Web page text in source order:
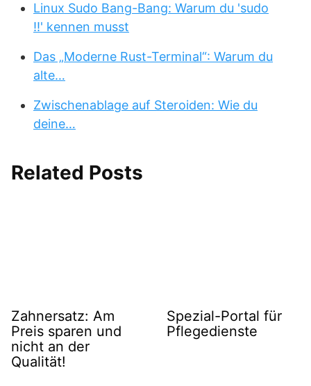
Linux Sudo Bang-Bang: Warum du 'sudo
!!' kennen musst
Das „Moderne Rust-Terminal“: Warum du
alte…
Zwischenablage auf Steroiden: Wie du
deine…
Related Posts
Zahnersatz: Am
Preis sparen und
nicht an der
Qualität!
Spezial-Portal für
Pflegedienste